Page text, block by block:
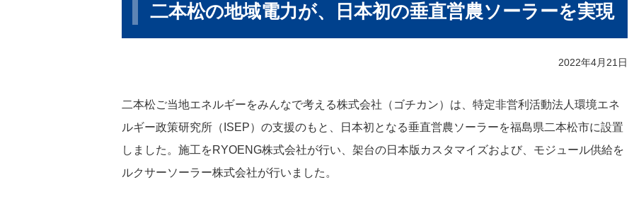
二本松の地域電力が、日本初の垂直営農ソーラーを実現
2022年4月21日
二本松ご当地エネルギーをみんなで考える株式会社（ゴチカン）は、特定非営利活動法人環境エネ
ルギー政策研究所（ISEP）の支援のもと、日本初となる垂直営農ソーラーを福島県二本松市に設置
しました。施工をRYOENG株式会社が行い、架台の日本版カスタマイズおよび、モジュール供給を
ルクサーソーラー株式会社が行いました。